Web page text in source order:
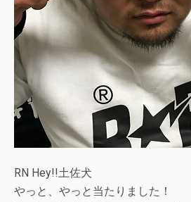
RN Hey!!土佐犬
やっと、やっと当たりました！